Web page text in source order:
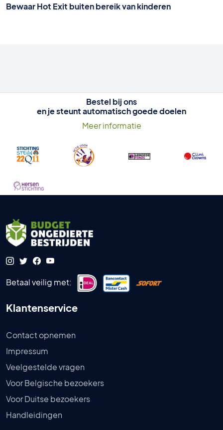
Bewaar Hot Exit buiten bereik van kinderen
Bestel bij ons
en je steunt automatisch goede doelen
Meer informatie
Betaal veilig met:
Klantenservice
Contact opnemen
Impressum
Veelgestelde vragen
Voor Belgische bezoekers
Voor Duitse bezoekers
Handleidingen